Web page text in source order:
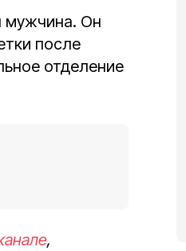
мужчина. Он
после
отделение
,